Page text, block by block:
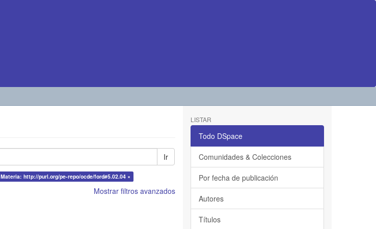
Ir
Materia: http://purl.org/pe-repo/ocde/ford#5.02.04 ×
Mostrar filtros avanzados
LISTAR
Todo DSpace
Comunidades & Colecciones
Por fecha de publicación
Autores
Títulos